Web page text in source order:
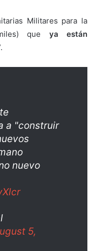
Militares para la
que ya están
a "construir
nuevo
5,